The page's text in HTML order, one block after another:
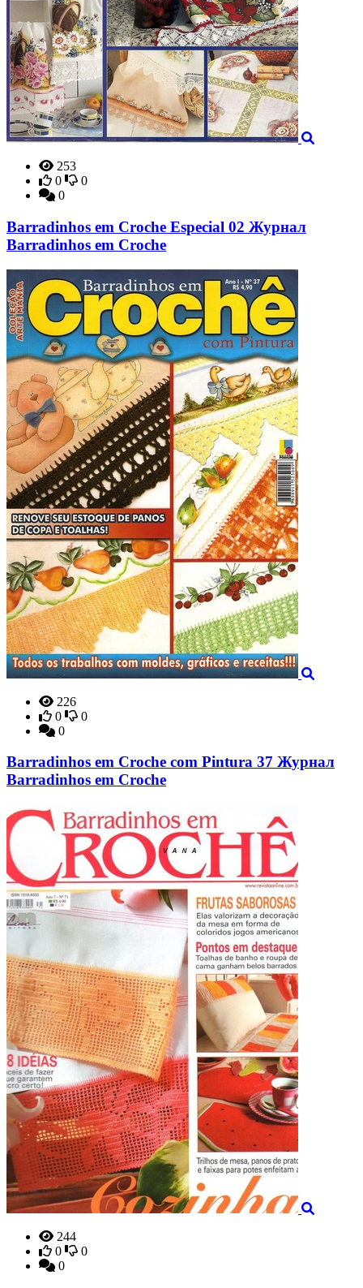
253
0
0
0
Barradinhos em Croche Especial 02 Журнал
Barradinhos em Croche
226
0
0
0
Barradinhos em Croche com Pintura 37 Журнал
Barradinhos em Croche
244
0
0
0